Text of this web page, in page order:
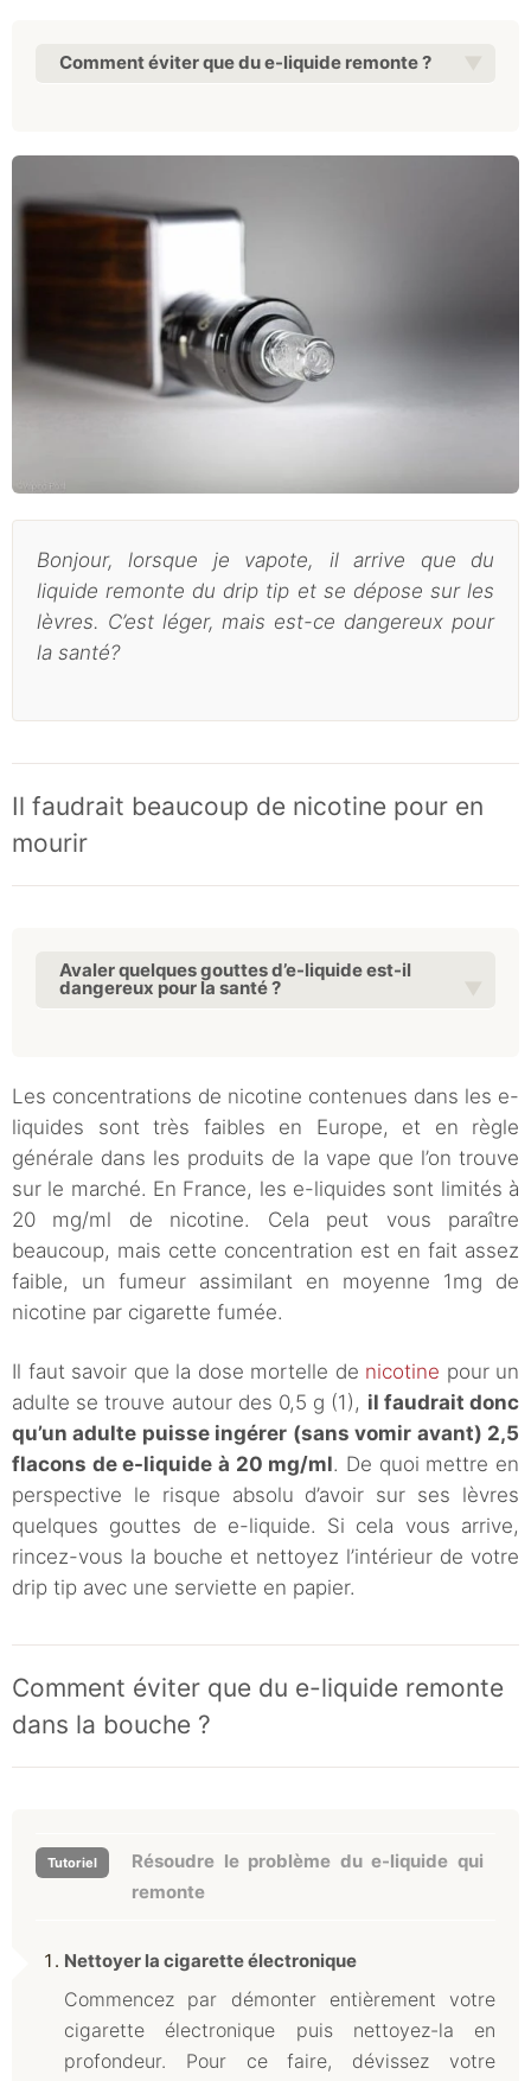
Comment éviter que du e-liquide remonte ?
Bonjour, lorsque je vapote, il arrive que du
liquide remonte du drip tip et se dépose sur les
lèvres. C’est léger, mais est-ce dangereux pour
la santé?
Il faudrait beaucoup de nicotine pour en
mourir
Avaler quelques gouttes d’e-liquide est-il
dangereux pour la santé ?
Les concentrations de nicotine contenues dans les e-
liquides sont très faibles en Europe, et en règle
générale dans les produits de la vape que l’on trouve
sur le marché. En France, les e-liquides sont limités à
20 mg/ml de nicotine. Cela peut vous paraître
beaucoup, mais cette concentration est en fait assez
faible, un fumeur assimilant en moyenne 1mg de
nicotine par cigarette fumée.
Il faut savoir que la dose mortelle de nicotine pour un
adulte se trouve autour des 0,5 g (1), il faudrait donc
qu’un adulte puisse ingérer (sans vomir avant) 2,5
flacons de e-liquide à 20 mg/ml. De quoi mettre en
perspective le risque absolu d’avoir sur ses lèvres
quelques gouttes de e-liquide. Si cela vous arrive,
rincez-vous la bouche et nettoyez l’intérieur de votre
drip tip avec une serviette en papier.
Comment éviter que du e-liquide remonte
dans la bouche ?
Résoudre le problème du e-liquide qui
remonte
Nettoyer la cigarette électronique
Commencez par démonter entièrement votre
cigarette électronique puis nettoyez-la en
profondeur. Pour ce faire, dévissez votre